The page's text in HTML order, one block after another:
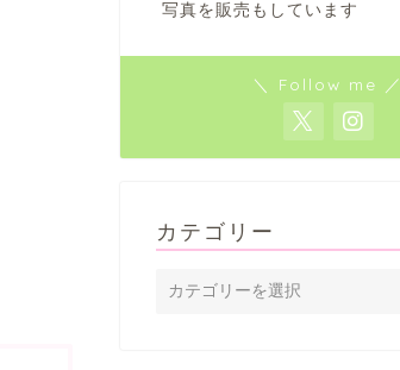
写真を販売もしています
＼ Follow me ／
カテゴリー